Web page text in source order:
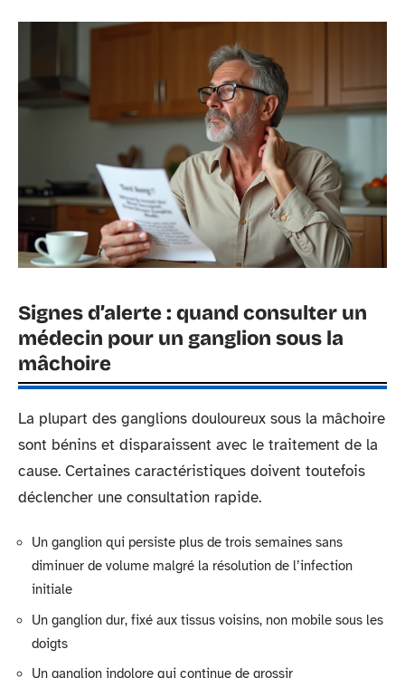
Signes d’alerte : quand consulter un
médecin pour un ganglion sous la
mâchoire
La plupart des ganglions douloureux sous la mâchoire
sont bénins et disparaissent avec le traitement de la
cause. Certaines caractéristiques doivent toutefois
déclencher une consultation rapide.
Un ganglion qui persiste plus de trois semaines sans
diminuer de volume malgré la résolution de l’infection
initiale
Un ganglion dur, fixé aux tissus voisins, non mobile sous les
doigts
Un ganglion indolore qui continue de grossir